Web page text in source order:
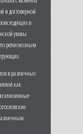
и достоверной
в
уммы
религиозным
в различных
как